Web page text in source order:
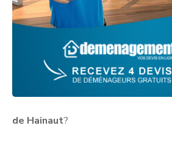
de Hainaut?